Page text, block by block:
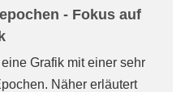
- Fokus auf
Grafik mit einer sehr
Näher erläutert